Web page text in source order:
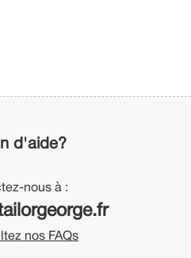
d'aide?
nous à :
nos FAQs